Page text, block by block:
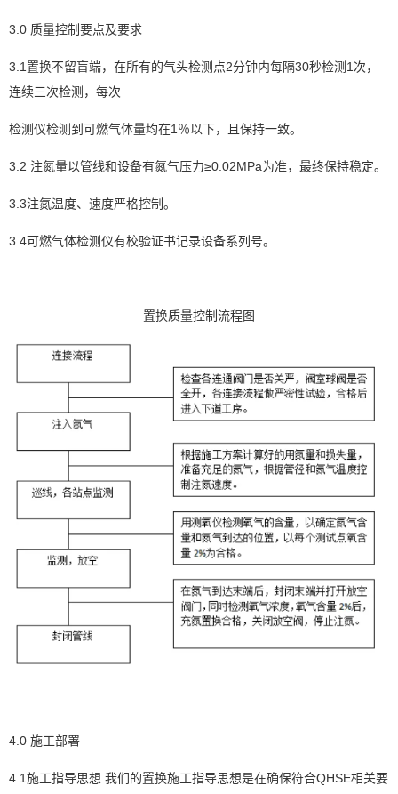
3.0 质量控制要点及要求
3.1置换不留盲端，在所有的气头检测点2分钟内每隔30秒检测1次，
连续三次检测，每次
检测仪检测到可燃气体量均在1％以下，且保持一致。
3.2 注氮量以管线和设备有氮气压力≥0.02MPa为准，最终保持稳定。
3.3注氮温度、速度严格控制。
3.4可燃气体检测仪有校验证书记录设备系列号。
置换质量控制流程图
4.0 施工部署
4.1施工指导思想 我们的置换施工指导思想是在确保符合QHSE相关要